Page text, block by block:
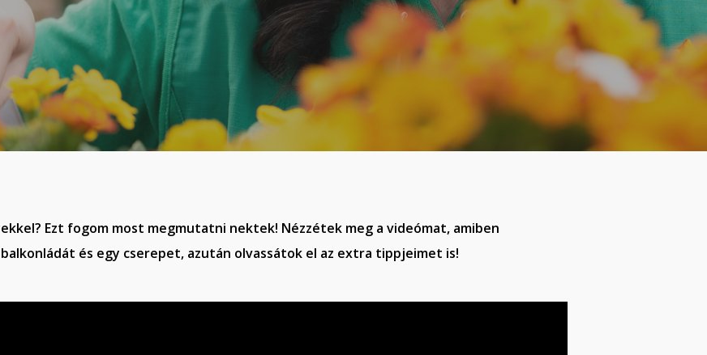
Ezt fogom most megmutatni nektek! Nézzétek meg a videómat, amiben
és egy cserepet, azután olvassátok el az extra tippjeimet is!